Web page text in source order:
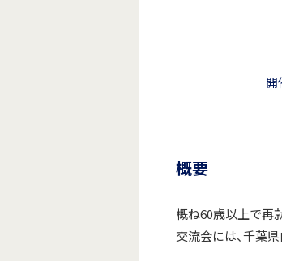
開
概要
概ね60歳以上で再
交流会には、千葉